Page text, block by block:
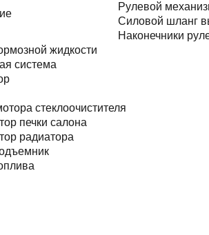
Рулевой
Силовой шланг
Наконечники
жидкости
система
стеклоочистителя
печки салона
радиатора